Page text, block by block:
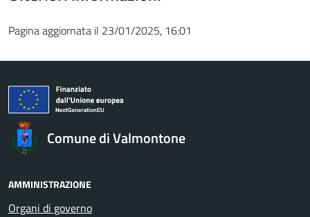
Pagina aggiornata il 23/01/2025, 16:01
Comune di Valmontone
AMMINISTRAZIONE
Organi di governo